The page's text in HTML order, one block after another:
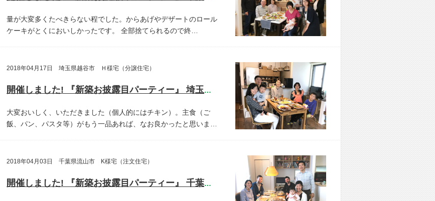
量が大変多くたべきらない程でした。からあげやデザートのロール
ケーキがとくにおいしかったです。
全部捨てられるので終…
2018年04月17日 埼玉県越谷市 Ｈ様宅（分譲住宅）
開催しました! 『新築お披露目パーティー』 埼玉県越谷市 H様宅
大変おいしく、いただきました（個人的にはチキン）。主食（ご
飯、パン、パスタ等）がもう一品あれば、なお良かったと思いま…
2018年04月03日 千葉県流山市 K様宅（注文住宅）
開催しました! 『新築お披露目パーティー』 千葉県流山市 K様宅